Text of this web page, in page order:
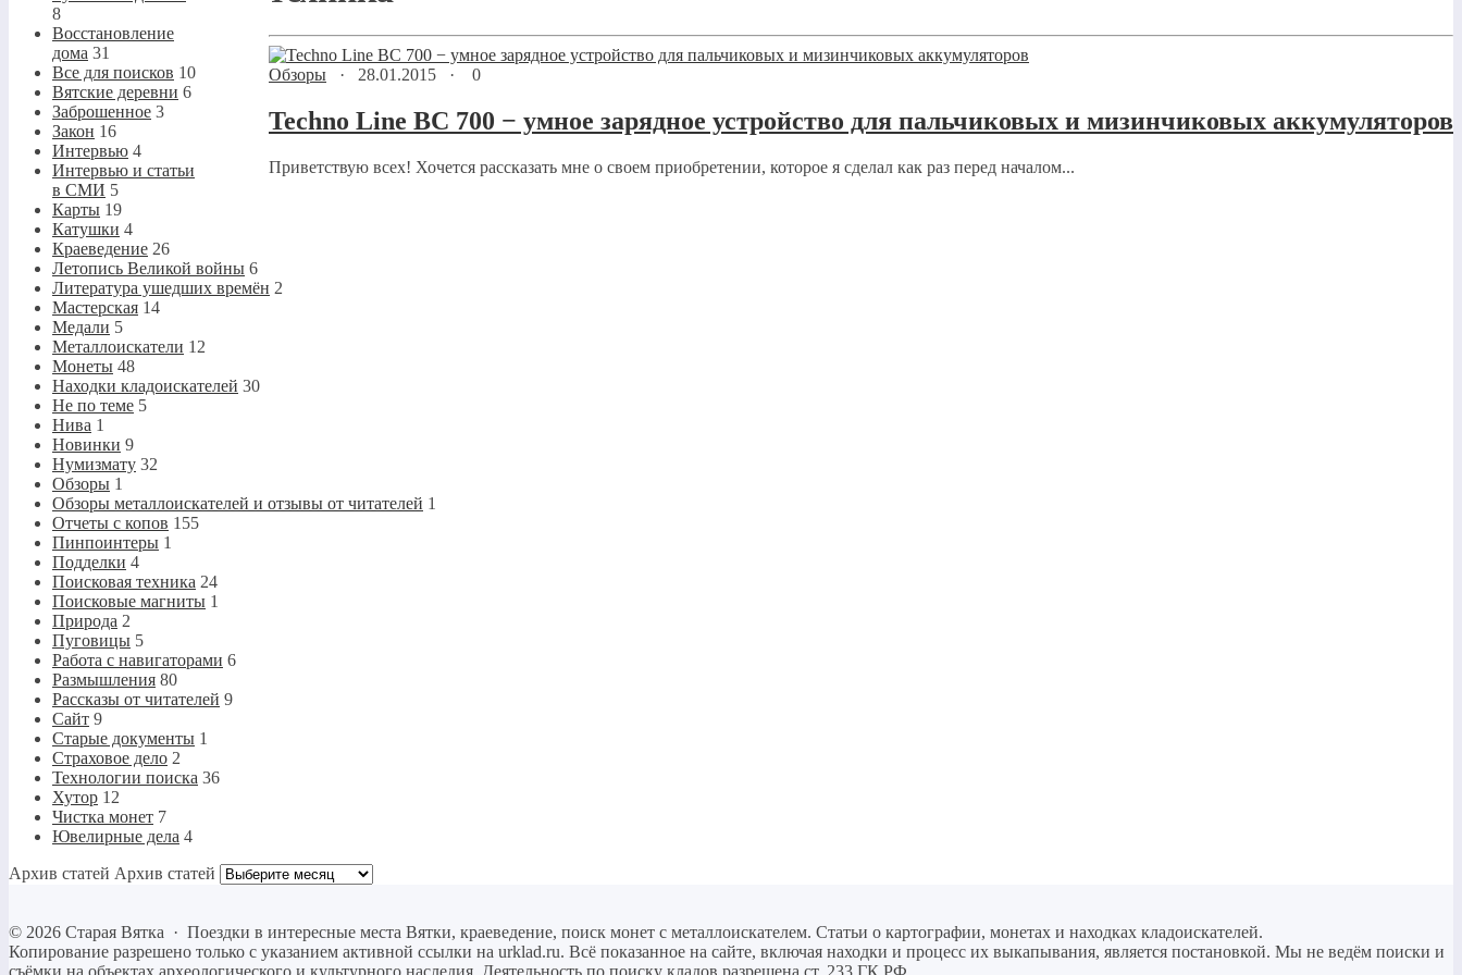
Обзоры · 28.01.2015 · 0
Techno Line BC 700 − умное зарядное устройство для пальчиковых и мизинчиковых аккумуляторов
Приветствую всех! Хочется рассказать мне о своем приобретении, которое я сделал как раз перед началом...
8
Восстановление
дома 31
Все для поисков 10
Вятские деревни 6
Заброшенное 3
Закон 16
Интервью 4
Интервью и статьи
в СМИ 5
Карты 19
Катушки 4
Краеведение 26
Летопись Великой войны 6
Литература ушедших времён 2
Мастерская 14
Медали 5
Металлоискатели 12
Монеты 48
Находки кладоискателей 30
Не по теме 5
Нива 1
Новинки 9
Нумизмату 32
Обзоры 1
Обзоры металлоискателей и отзывы от читателей 1
Отчеты с копов 155
Пинпоинтеры 1
Подделки 4
Поисковая техника 24
Поисковые магниты 1
Природа 2
Пуговицы 5
Работа с навигаторами 6
Размышления 80
Рассказы от читателей 9
Сайт 9
Старые документы 1
Страховое дело 2
Технологии поиска 36
Хутор 12
Чистка монет 7
Ювелирные дела 4
Архив статей Архив статей
© 2026 Старая Вятка · Поездки в интересные места Вятки, краеведение, поиск монет с металлоискателем. Статьи о картографии, монетах и находках кладоискателей.
Копирование разрешено только c указанием активной ссылки на urklad.ru. Всё показанное на сайте, включая находки и процесс их выкапывания, является постановкой. Мы не ведём поиски и
съёмки на объектах археологического и культурного наследия. Деятельность по поиску кладов разрешена ст. 233 ГК РФ.